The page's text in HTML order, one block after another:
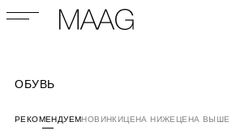
ОБУВЬ
РЕКОМЕНДУЕМНОВИНКИЦЕНА НИЖЕ ЦЕНА ВЫШЕ